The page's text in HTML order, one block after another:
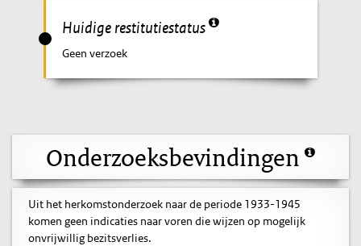
Huidige restitutiestatus
Geen verzoek
Onderzoeksbevindingen
Uit het herkomstonderzoek naar de periode 1933-1945
komen geen indicaties naar voren die wijzen op mogelijk
onvrijwillig bezitsverlies.